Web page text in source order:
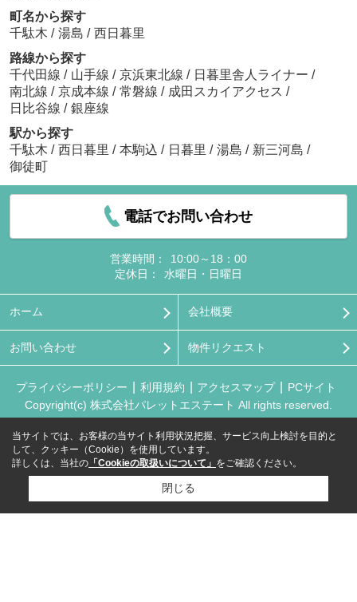
町名から探す
千駄木 / 湯島 / 西日暮里
路線から探す
千代田線 / 山手線 / 京浜東北線 / 日暮里舎人ライナー /
南北線 / 京成本線 / 常磐線 / 成田スカイアクセス /
日比谷線 / 銀座線
駅から探す
千駄木 / 西日暮里 / 本駒込 / 日暮里 / 湯島 / 新三河島 /
御徒町
電話でお問い合わせ
営業時間：
10:00～18：00
定休日：
水曜日・日曜日
ホーム 会社概要
お問い合わせ 物件リクエスト
プライバシーポリシー 利用規約 アクセスマップ
PCサイト
Copyright(c) 株式会社パレットエステート All rights reserved.
当サイトでは、お客様の当サイト利用状況把握、サービス向上検討を目的と
して、クッキー（Cookie）を使用しています。
詳しくは、当社の 「Cookieの取扱いについて」 をご確認ください。
閉じる